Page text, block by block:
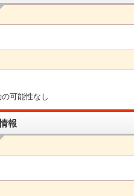
可能性なし
報